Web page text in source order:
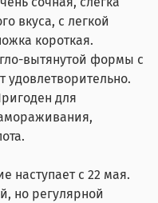
вкуса, с легкой
короткая.
вытянутой формы с
удовлетворительно.
для
наступает с 22 мая.
но регулярной